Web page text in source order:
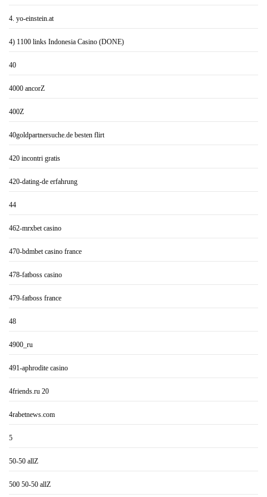
4. yo-einstein.at
4) 1100 links Indonesia Casino (DONE)
40
4000 ancorZ
400Z
40goldpartnersuche.de besten flirt
420 incontri gratis
420-dating-de erfahrung
44
462-mrxbet casino
470-bdmbet casino france
478-fatboss casino
479-fatboss france
48
4900_ru
491-aphrodite casino
4friends.ru 20
4rabetnews.com
5
50-50 allZ
500 50-50 allZ